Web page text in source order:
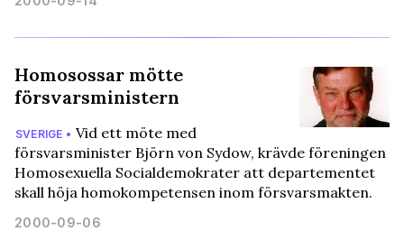
Homosossar mötte
försvarsministern
SVERIGE • Vid ett möte med
försvarsminister Björn von Sydow, krävde föreningen
Homosexuella Socialdemokrater att departementet
skall höja homokompetensen inom försvarsmakten.
2000-09-06